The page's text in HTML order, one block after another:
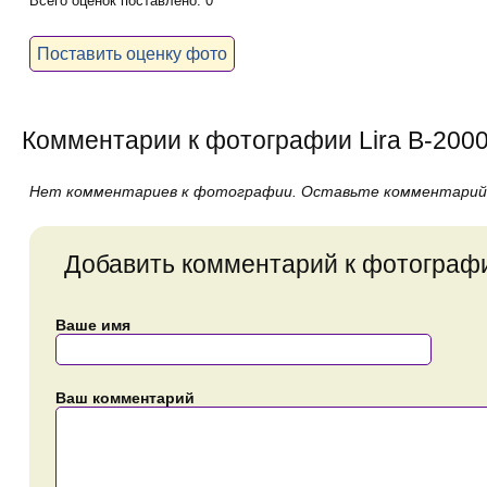
Поставить оценку фото
Комментарии к фотографии Lira B-
Нет комментариев к фотографии. Оставьте
Добавить комментарий к
Ваше имя
Ваш комментарий